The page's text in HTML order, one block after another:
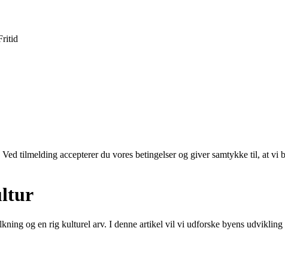
tilmelding accepterer du vores betingelser og giver samtykke til, at vi
og en rig kulturel arv. I denne artikel vil vi udforske byens